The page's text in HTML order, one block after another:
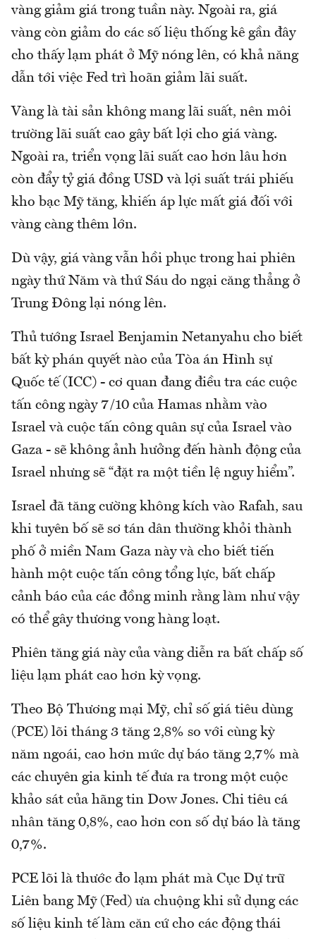
vàng giảm giá trong tuần này. Ngoài ra, giá
vàng còn giảm do các số liệu thống kê gần đây
cho thấy lạm phát ở Mỹ nóng lên, có khả năng
dẫn tới việc Fed trì hoãn giảm lãi suất.
Vàng là tài sản không mang lãi suất, nên môi
trường lãi suất cao gây bất lợi cho giá vàng.
Ngoài ra, triển vọng lãi suất cao hơn lâu hơn
còn đẩy tỷ giá đồng USD và lợi suất trái phiếu
kho bạc Mỹ tăng, khiến áp lực mất giá đối với
vàng càng thêm lớn.
Dù vậy, giá vàng vẫn hồi phục trong hai phiên
ngày thứ Năm và thứ Sáu do ngại căng thẳng ở
Trung Đông lại nóng lên.
Thủ tướng Israel Benjamin Netanyahu cho biết
bất kỳ phán quyết nào của Tòa án Hình sự
Quốc tế (ICC) - cơ quan đang điều tra các cuộc
tấn công ngày 7/10 của Hamas nhằm vào
Israel và cuộc tấn công quân sự của Israel vào
Gaza - sẽ không ảnh hưởng đến hành động của
Israel nhưng sẽ “đặt ra một tiền lệ nguy hiểm”.
Israel đã tăng cường không kích vào Rafah, sau
khi tuyên bố sẽ sơ tán dân thường khỏi thành
phố ở miền Nam Gaza này và cho biết tiến
hành một cuộc tấn công tổng lực, bất chấp
cảnh báo của các đồng minh rằng làm như vậy
có thể gây thương vong hàng loạt.
Phiên tăng giá này của vàng diễn ra bất chấp số
liệu lạm phát cao hơn kỳ vọng.
Theo Bộ Thương mại Mỹ, chỉ số giá tiêu dùng
(PCE) lõi tháng 3 tăng 2,8% so với cùng kỳ
năm ngoái, cao hơn mức dự báo tăng 2,7% mà
các chuyên gia kinh tế đưa ra trong một cuộc
khảo sát của hãng tin Dow Jones. Chi tiêu cá
nhân tăng 0,8%, cao hơn con số dự báo là tăng
0,7%.
PCE lõi là thước đo lạm phát mà Cục Dự trữ
Liên bang Mỹ (Fed) ưa chuộng khi sử dụng các
số liệu kinh tế làm căn cứ cho các động thái